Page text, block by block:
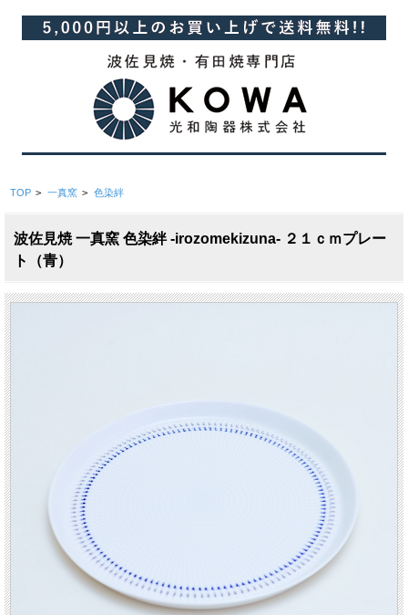
TOP > 一真窯 > 色染絆
波佐見焼 一真窯 色染絆 -irozomekizuna- ２１ｃｍプレー
ト（青）